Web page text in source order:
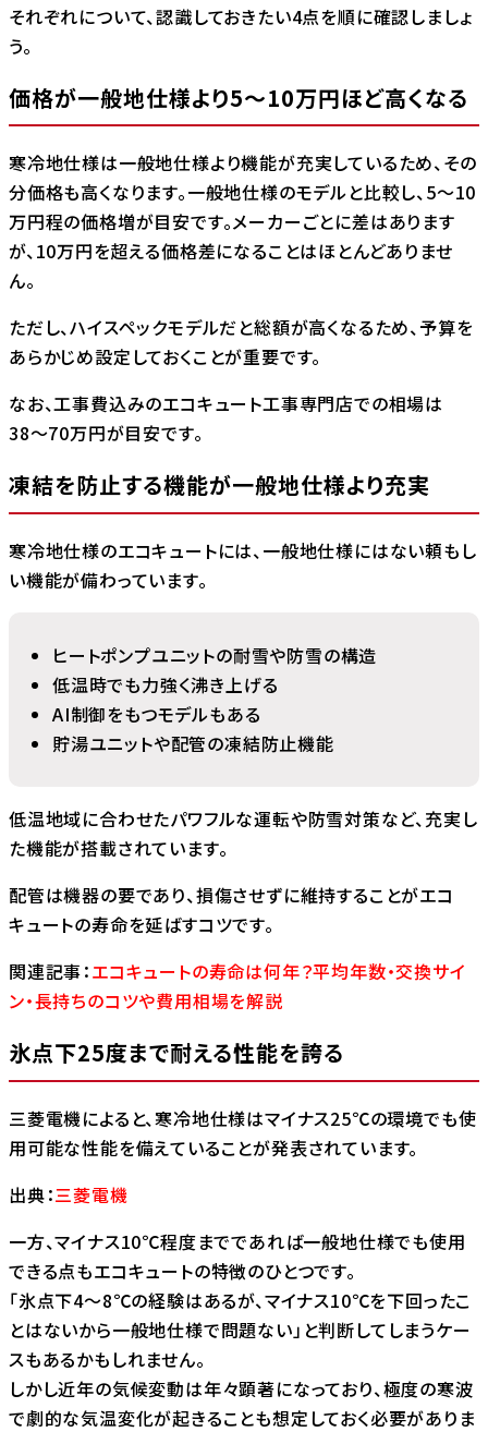
それぞれについて、認識しておきたい4点を順に確認しましょ
う。
価格が一般地仕様より5～10万円ほど高くなる
寒冷地仕様は一般地仕様より機能が充実しているため、その
分価格も高くなります。一般地仕様のモデルと比較し、5〜10
万円程の価格増が目安です。メーカーごとに差はあります
が、10万円を超える価格差になることはほとんどありませ
ん。
ただし、ハイスペックモデルだと総額が高くなるため、予算を
あらかじめ設定しておくことが重要です。
なお、工事費込みのエコキュート工事専門店での相場は
38〜70万円が目安です。
凍結を防止する機能が一般地仕様より充実
寒冷地仕様のエコキュートには、一般地仕様にはない頼もし
い機能が備わっています。
ヒートポンプユニットの耐雪や防雪の構造
低温時でも力強く沸き上げる
AI制御をもつモデルもある
貯湯ユニットや配管の凍結防止機能
低温地域に合わせたパワフルな運転や防雪対策など、充実し
た機能が搭載されています。
配管は機器の要であり、損傷させずに維持することがエコ
キュートの寿命を延ばすコツです。
関連記事：エコキュートの寿命は何年？平均年数・交換サイ
ン・長持ちのコツや費用相場を解説
氷点下25度まで耐える性能を誇る
三菱電機によると、寒冷地仕様はマイナス25℃の環境でも使
用可能な性能を備えていることが発表されています。
出典：三菱電機
一方、マイナス10℃程度までであれば一般地仕様でも使用
できる点もエコキュートの特徴のひとつです。
「氷点下4〜8℃の経験はあるが、マイナス10℃を下回ったこ
とはないから一般地仕様で問題ない」と判断してしまうケー
スもあるかもしれません。
しかし近年の気候変動は年々顕著になっており、極度の寒波
で劇的な気温変化が起きることも想定しておく必要がありま